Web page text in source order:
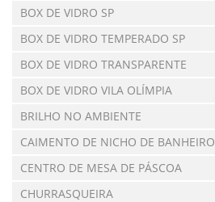
BOX DE VIDRO SP
BOX DE VIDRO TEMPERADO SP
BOX DE VIDRO TRANSPARENTE
BOX DE VIDRO VILA OLÍMPIA
BRILHO NO AMBIENTE
CAIMENTO DE NICHO DE BANHEIRO
CENTRO DE MESA DE PÁSCOA
CHURRASQUEIRA